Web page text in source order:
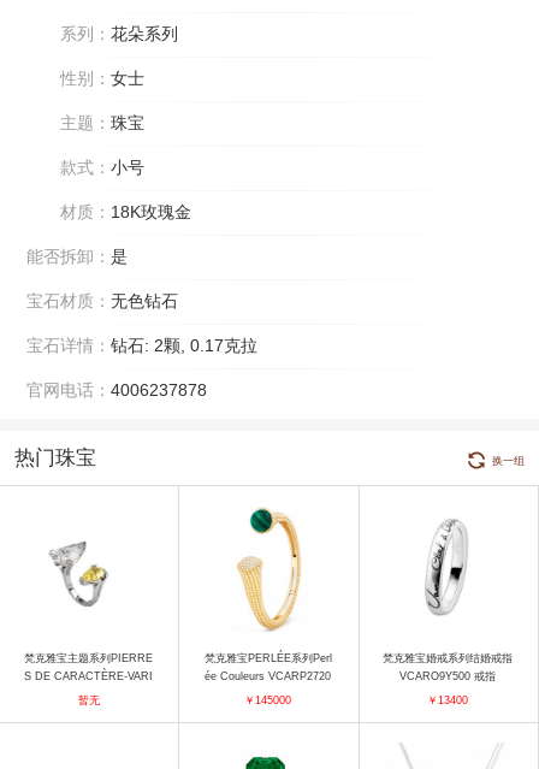
系列： 花朵系列
性别： 女士
主题： 珠宝
款式： 小号
材质： 18K玫瑰金
能否拆卸： 是
宝石材质： 无色钻石
宝石详情： 钻石: 2颗, 0.17克拉
官网电话： 4006237878
热门珠宝 换一组
梵克雅宝主题系列PIERRE
S DE CARACTÈRE-VARI
ATIONS conversation白金
暂无
梵克雅宝PERLÉE系列Perl
ée Couleurs VCARP2720
0（大号） 手镯
￥145000
梵克雅宝婚戒系列结婚戒指
VCARO9Y500 戒指
￥13400